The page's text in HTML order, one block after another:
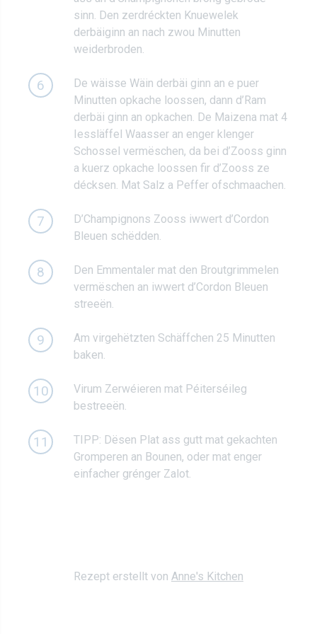
sinn. Den zerdréckten Knuewelek
derbäiginn an nach zwou Minutten
weiderbroden.
6
De wäisse Wäin derbäi ginn an e puer
Minutten opkache loossen, dann d’Ram
derbäi ginn an opkachen. De Maizena mat 4
Iessläffel Waasser an enger klenger
Schossel vermëschen, da bei d’Zooss ginn
a kuerz opkache loossen fir d’Zooss ze
décksen. Mat Salz a Peffer ofschmaachen.
7
D’Champignons Zooss iwwert d’Cordon
Bleuen schëdden.
8
Den Emmentaler mat den Broutgrimmelen
vermëschen an iwwert d’Cordon Bleuen
streeën.
9
Am virgehëtzten Schäffchen 25 Minutten
baken.
10
Virum Zerwéieren mat Péiterséileg
bestreeën.
11
TIPP: Dësen Plat ass gutt mat gekachten
Gromperen an Bounen, oder mat enger
einfacher grénger Zalot.
Rezept erstellt von Anne's Kitchen